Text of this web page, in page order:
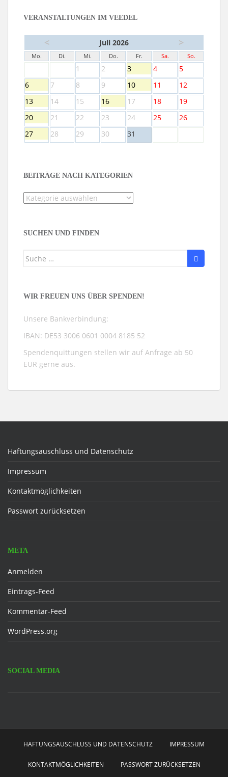
VERANSTALTUNGEN IM VEEDEL
< Juli 2026 >
Mo. Di. Mi. Do. Fr. Sa. So.
1 2 3 4
5
6
7 8 9 10 11
12
13
14 15 16 17 18
19
20
21 22 23 24 25
26
27
28 29 30 31
BEITRÄGE NACH KATEGORIEN
Beiträge
SUCHEN UND FINDEN
Suche
WIR FREUEN UNS ÜBER SPENDEN!
Unsere Bankverbindung:
IBAN: DE53 3006 0601 0004 8185 52
Spendenquittungen stellen wir auf Anfrage ab 50
EUR gerne aus.
Haftungsauschluss und Datenschutz
Impressum
Kontaktmöglichkeiten
Passwort zurücksetzen
META
Anmelden
Eintrags-Feed
Kommentar-Feed
WordPress.org
SOCIAL MEDIA
HAFTUNGSAUSCHLUSS UND DATENSCHUTZ IMPRESSUM
KONTAKTMÖGLICHKEITEN PASSWORT ZURÜCKSETZEN